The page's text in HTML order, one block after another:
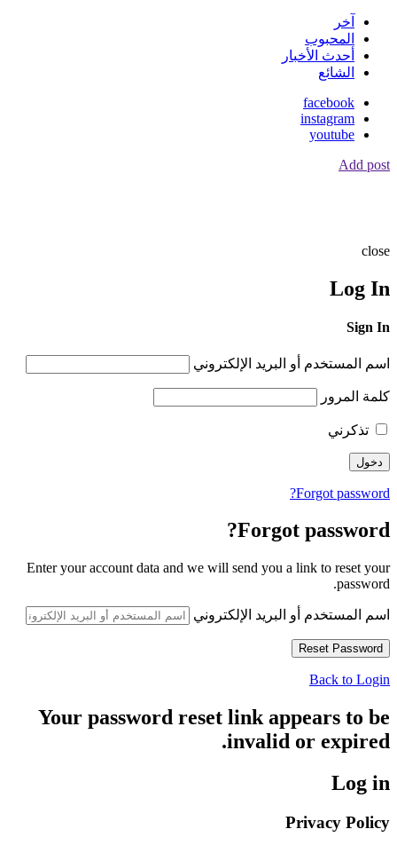
آخر
المحبوب
أحدث الأخبار
الشائع
facebook
instagram
youtube
Add post
close
Log In
Sign In
اسم المستخدم أو البريد الإلكتروني
كلمة المرور
تذكرني
Forgot password?
Forgot password?
Enter your account data and we will send you a link to reset your
password.
اسم المستخدم أو البريد الإلكتروني
Back to Login
Your password reset link appears to be
invalid or expired.
Log in
Privacy Policy